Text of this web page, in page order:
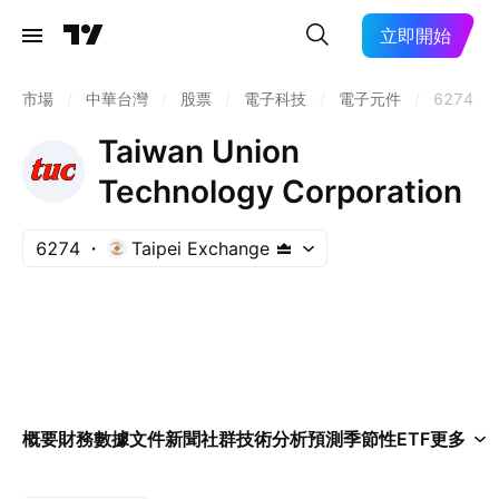
立即開始
市場 中華台灣 股票 電子科技 電子元件 6274
Taiwan Union
Technology Corporation
6274 Taipei Exchange
概要財務數據文件新聞社群技術分析預測季節性ETF更多